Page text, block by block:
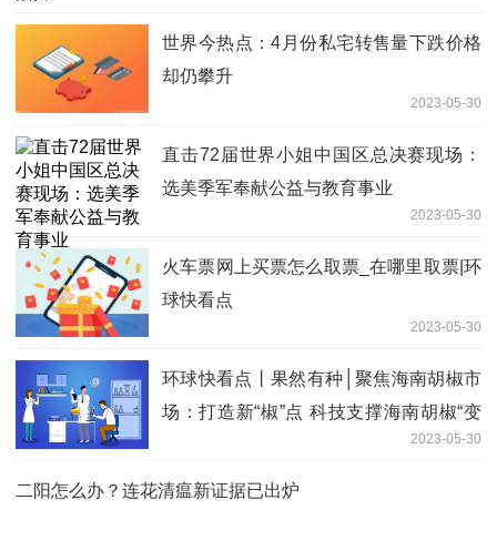
世界今热点：4月份私宅转售量下跌价格
却仍攀升
2023-05-30
直击72届世界小姐中国区总决赛现场：
选美季军奉献公益与教育事业
2023-05-30
火车票网上买票怎么取票_在哪里取票|环
球快看点
2023-05-30
环球快看点丨果然有种│聚焦海南胡椒市
场：打造新“椒”点 科技支撑海南胡椒“变
2023-05-30
二阳怎么办？连花清瘟新证据已出炉